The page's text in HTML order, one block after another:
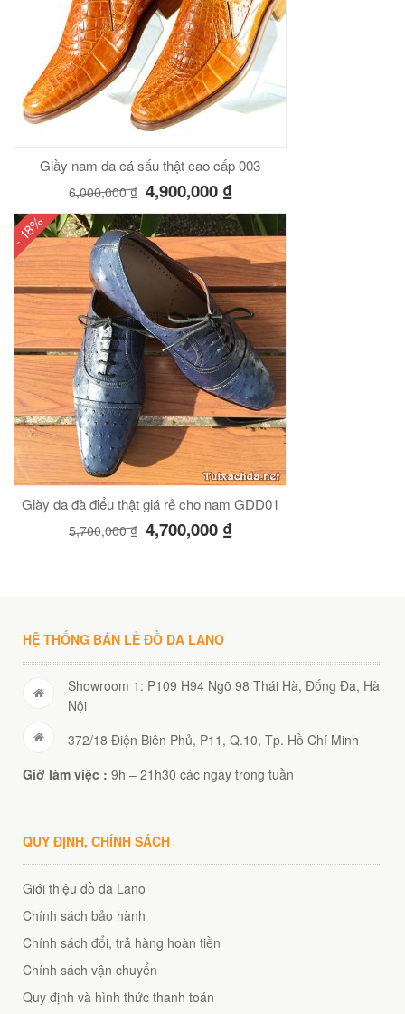
Giầy nam da cá sấu thật cao cấp 003
6,000,000₫ 4,900,000 ₫
- 18%
Giày da đà điểu thật giá rẻ cho nam GDD01
5,700,000₫ 4,700,000 ₫
HỆ THỐNG BÁN LẺ ĐỒ DA LANO
Showroom 1: P109 H94 Ngõ 98 Thái Hà, Đống Đa, Hà
Nội
372/18 Điện Biên Phủ, P11, Q.10, Tp. Hồ Chí Minh
Giờ làm việc : 9h – 21h30 các ngày trong tuần
QUY ĐỊNH, CHÍNH SÁCH
Giới thiệu đồ da Lano
Chính sách bảo hành
Chính sách đổi, trả hàng hoàn tiền
Chính sách vận chuyển
Quy định và hình thức thanh toán